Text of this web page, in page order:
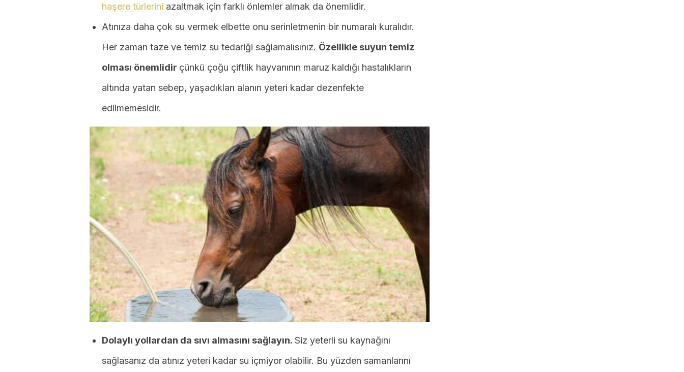
haşere türlerini azaltmak için farklı önlemler almak da önemlidir.
Atınıza daha çok su vermek elbette onu serinletmenin bir numaralı kuralıdır.
Her zaman taze ve temiz su tedariği sağlamalısınız. Özellikle suyun temiz
olması önemlidir çünkü çoğu çiftlik hayvanının maruz kaldığı hastalıkların
altında yatan sebep, yaşadıkları alanın yeteri kadar dezenfekte
edilmemesidir.
Dolaylı yollardan da sıvı almasını sağlayın. Siz yeterli su kaynağını
sağlasanız da atınız yeteri kadar su içmiyor olabilir. Bu yüzden samanlarını